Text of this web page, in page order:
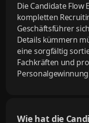
Die Candidate
kompletten
Geschäftsführer
Details kümmern
eine sorgfältig
Fachkräften und
Wie hat die